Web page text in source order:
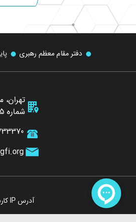
دفتر مقام معظم رهبری
تهران،
شماره 5
021-88733370 (6خط)
آدرس IP کاربر: